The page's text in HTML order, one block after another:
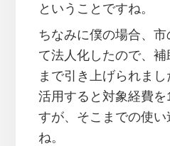
ということですね。
ちなみに僕の場合、
て法人化したので、
まで引き上げられま
活用すると対象経費
すが、そこまでの使
ね。